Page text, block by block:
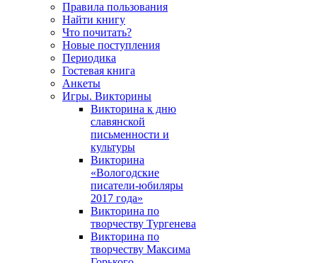
Правила пользования
Найти книгу
Что почитать?
Новые поступления
Периодика
Гостевая книга
Анкеты
Игры. Викторины
Викторина к дню
славянской
письменности и
культуры
Викторина
«Вологодские
писатели-юбиляры
2017 года»
Викторина по
творчеству Тургенева
Викторина по
творчеству Максима